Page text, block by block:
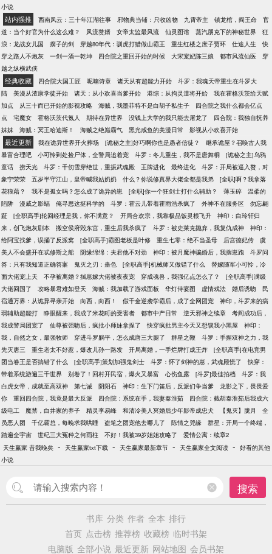
子的崛起做垫脚石。 被偷走的气运，被玩弄的人生，
愤怒和不甘 再睁开眼，崔长嘉回到了二十年前，重生
到那场大火后 所有人都和前世一样在等着看崔家的笑
话。 站在大火肆虐后满目狼藉的废墟上，崔长嘉下定
决心， 这一世她会护着崔家所有人，重振家业，将命
运把握在自己手上。 第一步，先重建崔氏家具厂！
小说
站内强推 西南风云：三十年江湖往事 邪物典当铺：只收凶物 九霄帝主 镇龙棺，阎王命
官
道：当个好官为什么这么难？
风流赘婿 女帝太监最风流 仙灵图谱 蒸汽朋克下的神秘世界
狂
浪：龙战女儿国
瘸子的剑 穿越80年代：驯虎打猎做山霸王 重生红楼之庶子贾环 仕途人生
快
穿之路人不炮灰
一剑一酒一乾坤 四合院之重回开始的时候 大宋宠妃陈三娘 都市风流仙医
穿
越之纵横武侠
经典收藏 四合院大国工匠 呢喃诗章 诸天从有超能力开始
斗罗：我魂天帝重生在斗罗大
陆
美漫从渣康学徒开始 诸天：从小欢喜当爹开始 港综：从拘灵遣将开始
我在霍格沃茨给天赋
加点
从三十而已开始的影视攻略 海贼，我墨菲特不是白胡子私生子
四合院之我什么都会亿点
点
宅魔女 霍格沃茨代氪人 期待在异世界 没钱上大学的我只能去屠龙了
四合院：我独自抚养
妹妹
海贼：冥王哈迪斯！ 海贼之绝巅霸气 黑光咸鱼的美漫日常 影视从小欢喜开始
最近更新 我在诡异世界开火葬场 [诡秘之主]好巧啊你也是愚者信徒？
继承诡屋？召唤古人我
暴富合理吧
小可怜到处捡尸体，全警局追着宠 斗罗：冬儿重生，我不是唐舞桐
[诡秘之主]乌鸦
童话
捞天光 斗罗：千仞雪穿绝世，重振武魂殿 王牌进化 最终进化
斗罗：开局被逼入赘，对
象宁荣荣
五岁半守江山，皇帝喊我姑奶奶 什么？你说修真界大佬全都是我弟
[全职]啊？我拿落
花狼藉？
我不是孤女吗？怎么成了诡异的崽 [全职]你一个狂剑士打什么辅助？ 薄玉碎
温柔的
陷阱
漫威之影蝠 俺寻思这挺科学的 斗罗：霍云儿带着霍雨浩杀疯了 外神不在服务区
勿忘翩
跹
[全职高手]轮回经理是我，你不满意？ 开局合欢宗，我靠极品饭灵根飞升
神印：白玲轩归
来，创飞炮灰剧本
搬空侯府毁东宫，重生后我杀疯了 斗罗：被史莱克抛弃，我复仇成神
神印：
给阿宝找爹，误捅了反派窝
[全职高手]霸图老板是叶修 重生七零：绝不当圣母 后宫德妃传
虞
美人不会盛开在忒修斯之船
阴缘绵绵：夫君他不对劲 神印：被月魔神骗婚后，我揣崽跑
斗罗问
答：只有我知道正确答案
鬼灭之刃：蛊色 [全职高手]机械师又做错了什么
替嫁随军小可怜，冷
面大佬宠上天
不孕被离婚？揣崽嫁大佬被夜夜宠 穿成魂兽，我强亿点怎么了？
[全职高手]满级
大佬回国了
攻略暴君难如登天 海贼：我加载了游戏面板 华灯侍宴图 虚情戏法 婚后诱吻
民
宿通万界：从诡异寻亲开始
向西，向西！ 假千金逆袭学霸后，成了全网团宠
神印，斗罗来的病
弱辅助超能打
睁眼醒来，我成了米花町的受害者 都市中产日常 逆天邪神之续章
考阎成功后，
我成警局团宠了
仙尊被强吻后，疯批小师妹拿捏了 快穿疯批男主今天又想锁我小黑屋
神印：
我，自然之女，最强牧师
穿进斗罗躺平，怎么成唐三大腿了 群星之鞭
斗罗：手握双神之力，我
先灭唐三
重生老太不好惹，爆改儿孙一路发 开局离婚，一手烂牌打成王炸
[全职高手]在电竞男
团当卷王是否搞错了什么
[全职高手]策划加强鬼剑士 斗罗：怀了剑神的崽，武魂殿慌了
快穿：
带着系统游遍三千世界
别卷了！回村开民宿，爆火又暴富 心伤鱼露 [斗罗]最佳拍档
斗罗：我
白虎女帝，成就至高双神
第七诫 阴阳石 神印：生下门笛后，反派们争当爹
龙影之下，畏畏爱
你
重回四合院，我竟是最大反派 四合院：系统在手，我妻秦淮茹
四合院：截胡秦淮茹后我成六
级电工
魔禁，白井家的养子 精灵李易峰 和清冷美人冥婚后少年影帝成忠犬 【鬼灭】胧月
全
员恶人团
千亿霸总，每晚求我哄睡 盗笔之团宠他去哪儿了 陈情之兕缘
群星：开局一个终端，
踏遍全宇宙
世纪三大冤种之何雨柱 不好！我被39岁姐姐攻略了
爱情公寓：续章2
天生赢家 昔我晚矣 - 天生赢家txt下载 - 天生赢家最新章节 - 天生赢家全文阅读 - 好看的其他
小说
搜索
书库 分类 作者 全本 排行
首页 点击榜 推荐榜 收藏榜 临时书架
电脑版 全部小说 最近更新 网站地图 会员书架